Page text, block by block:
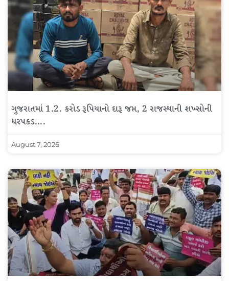
ગુજરાતમાં 1.2. કરોડ રૂપિયાનો દારૂ જપ્ત, 2 રાજસ્થાની શખ્સોની
ધરપકડ….
August 7, 2026